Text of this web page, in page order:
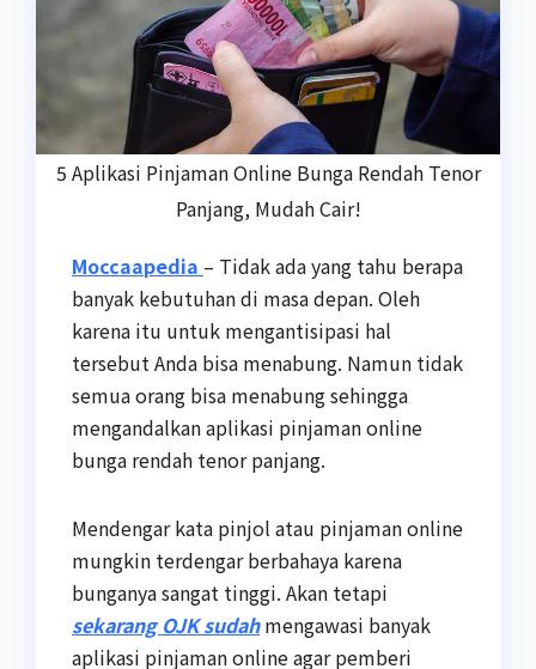
5 Aplikasi Pinjaman Online Bunga Rendah Tenor
Panjang, Mudah Cair!
Moccaapedia – Tidak ada yang tahu berapa
banyak kebutuhan di masa depan. Oleh
karena itu untuk mengantisipasi hal
tersebut Anda bisa menabung. Namun tidak
semua orang bisa menabung sehingga
mengandalkan aplikasi pinjaman online
bunga rendah tenor panjang.
Mendengar kata pinjol atau pinjaman online
mungkin terdengar berbahaya karena
bunganya sangat tinggi. Akan tetapi
sekarang OJK sudahmengawasi banyak
aplikasi pinjaman online agar pemberi